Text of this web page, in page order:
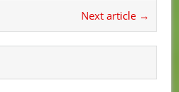
Next article →